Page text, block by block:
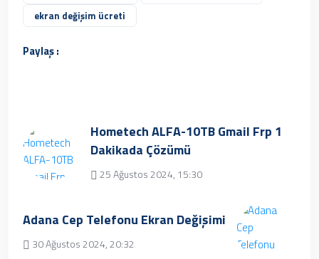
ekran değişim ücreti
Paylaş :
Hometech ALFA-10TB Gmail Frp 1
Dakikada Çözümü
25 Ağustos 2024, 15:30
Adana Cep Telefonu Ekran Değişimi
30 Ağustos 2024, 20:32